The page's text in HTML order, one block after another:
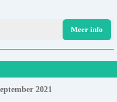
Meer info
2021